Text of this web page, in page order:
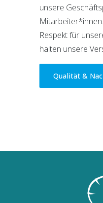
unsere
Respekt für
halten unsere
Qualität &